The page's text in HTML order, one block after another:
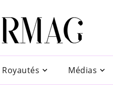
Royautés Médias